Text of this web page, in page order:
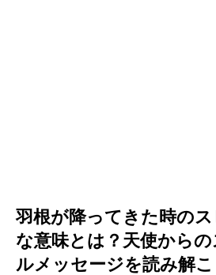
羽根が降ってきた時の
な意味とは？天使から
ルメッセージを読み解こ